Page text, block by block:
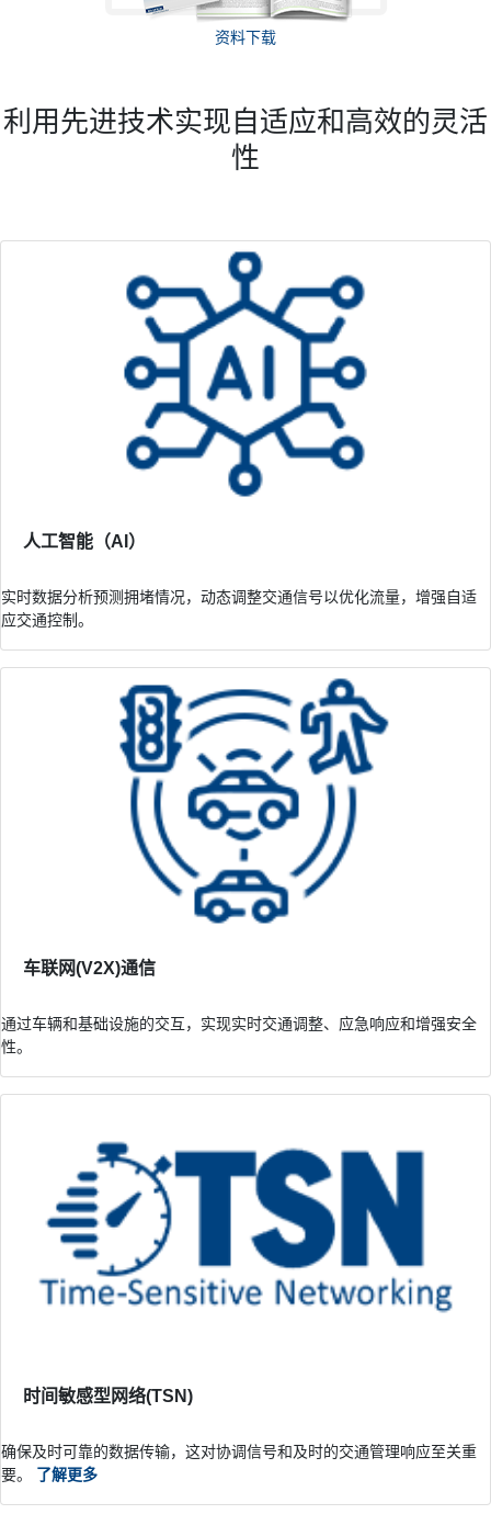
资料下载
利用先进技术实现自适应和高效的灵活
性
人工智能（AI）
实时数据分析预测拥堵情况，动态调整交通信号以优化流量，增强自适
应交通控制。
车联网(V2X)通信
通过车辆和基础设施的交互，实现实时交通调整、应急响应和增强安全
性。
时间敏感型网络(TSN)
确保及时可靠的数据传输，这对协调信号和及时的交通管理响应至关重
要。 了解更多